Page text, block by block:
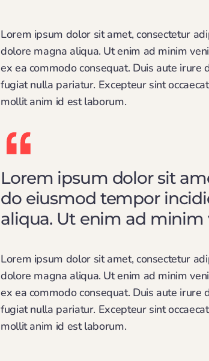
Lorem ipsum dolor sit amet, consectetur
dolore magna aliqua. Ut enim ad minim
ex ea commodo consequat. Duis aute
fugiat nulla pariatur. Excepteur sint
mollit anim id est laborum.
Lorem ipsum dolor sit
do eiusmod tempor
aliqua. Ut enim ad minim
Lorem ipsum dolor sit amet, consectetur
dolore magna aliqua. Ut enim ad minim
ex ea commodo consequat. Duis aute
fugiat nulla pariatur. Excepteur sint
mollit anim id est laborum.